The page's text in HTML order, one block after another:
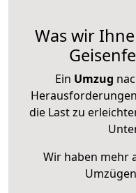
Was wir
Ein Umzug
die Last zu
Wir haben mehr